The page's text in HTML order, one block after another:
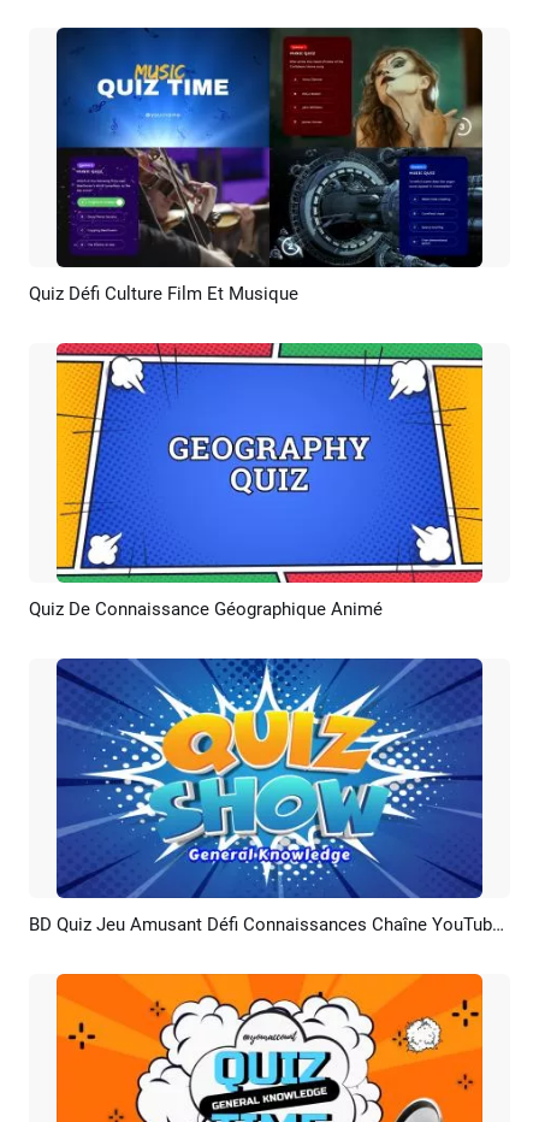
Aperçu Créer IA
Quiz Défi Culture Film Et Musique
Aperçu Créer IA
Quiz De Connaissance Géographique Animé
Aperçu Créer IA BD Quiz Jeu Amusant Défi Connaissances Chaîne YouTube Intro